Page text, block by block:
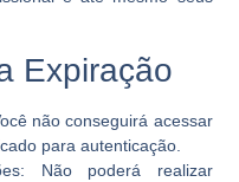
Expiração
não conseguirá acessar
para autenticação.
Não poderá realizar